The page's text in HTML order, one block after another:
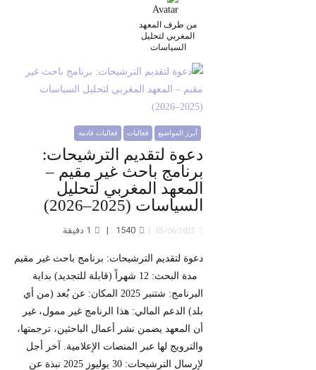
من طرف المعهد
المغربي لتحليل
السياسات
أبرز المواضيع فعاليات فعاليات قادمة
دعوة لتقديم الترشيحات:
برنامج باحث غير مقيم –
المعهد المغربي لتحليل
السياسات (2025–2026)
05/06/2025
1540
1 دقيقة
دعوة لتقديم الترشيحات: برنامج باحث غير مقيم
مدة البحث: 12 شهراً (قابلة للتجديد) بداية
البرنامج: شتنبر 2025 المكان: عن بُعد (من أي
بلد) الدعم المالي: هذا الرنامج غير ممول، غير
أن المعهد يضمن نشر أعمال الباحثين، ترجمتها،
والترويج لها عبر المنصات الإعلامية. آخر أجل
لإرسال الترشيحات: 30 يوليوز 2025 نبذة عن